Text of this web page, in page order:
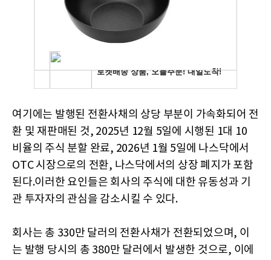
여기에는 발행된 전환사채의 상당 부분이 가속화되어 전
환 및 재판매된 것, 2025년 12월 5일에 시행된 1대 10
비율의 주식 분할 완료, 2026년 1월 5일에 나스닥에서
OTC 시장으로의 전환, 나스닥에서의 상장 폐지가 포함
된다.이러한 요인들은 회사의 주식에 대한 유동성과 기
관 투자자의 관심을 감소시킬 수 있다.
회사는 총 330만 달러의 전환사채가 전환되었으며, 이
는 발행 당시의 총 380만 달러에서 발생한 것으로, 이에